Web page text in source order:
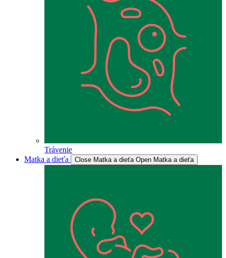
Trávenie
Matka a dieťa
Close Matka a dieťa Open Matka a dieťa